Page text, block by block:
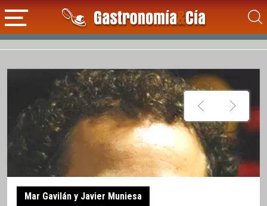
Mar Gavilán y Javier Muniesa